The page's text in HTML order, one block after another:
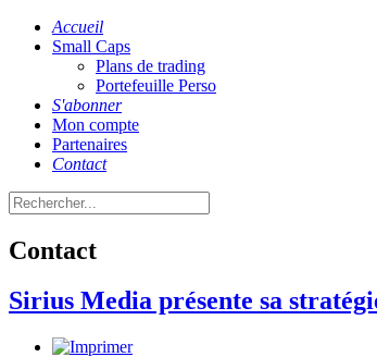
Accueil
Small Caps
Plans de trading
Portefeuille Perso
S'abonner
Mon compte
Partenaires
Contact
Contact
Sirius Media présente sa